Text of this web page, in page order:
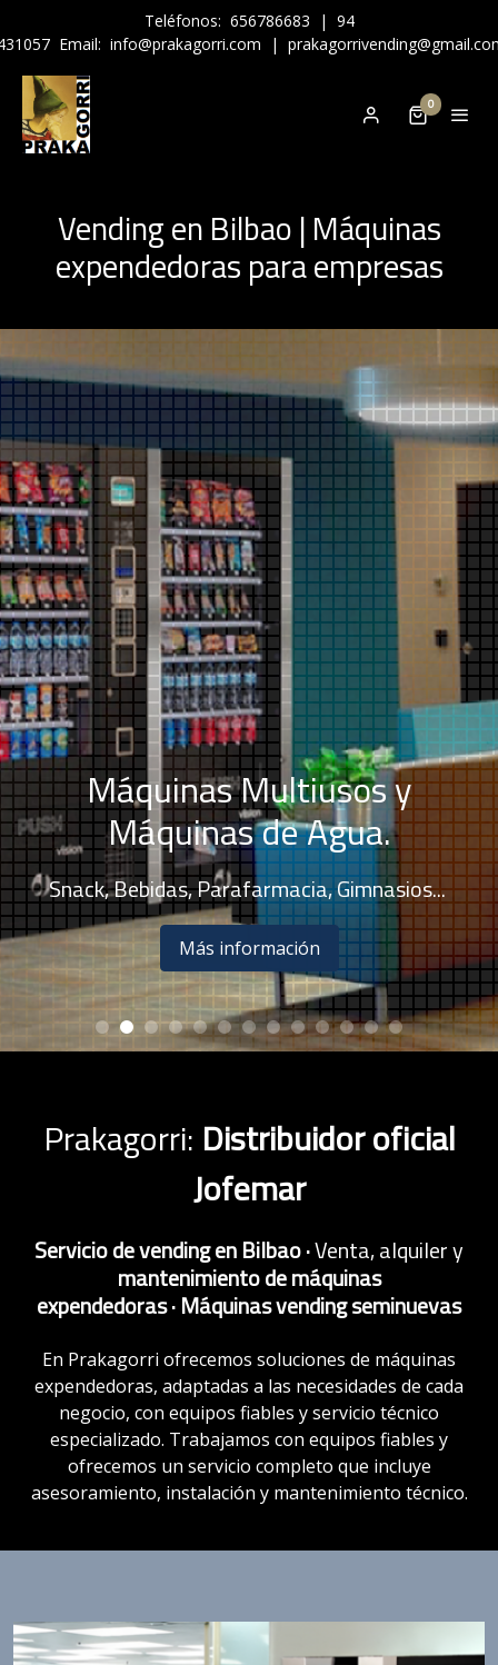
Teléfonos: 656786683 | 94
Email: info@prakagorri.com |
0
Vending en Bilbao | Máquinas
expendedoras para empresas
Máquinas Multiusos y
Máquinas de Agua.
Snack, Bebidas, Parafarmacia, Gimnasios...
Más información
Prakagorri: Distribuidor oficial
Jofemar
Servicio de vending en Bilbao·Venta, alquiler y
mantenimiento de máquinas
expendedoras·Máquinas vending seminuevas
En Prakagorri ofrecemos soluciones de máquinas
expendedoras, adaptadas a las necesidades de cada
negocio, con equipos fiables y servicio técnico
especializado. Trabajamos con equipos fiables y
ofrecemos un servicio completo que incluye
asesoramiento, instalación y mantenimiento técnico.